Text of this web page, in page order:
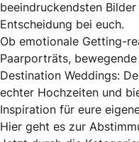
beeindruckendsten
Entscheidung bei euch.
Ob emotionale Getting-
Paarporträts,
Destination Weddings:
echter Hochzeiten und
Inspiration für eure
Hier geht es zur